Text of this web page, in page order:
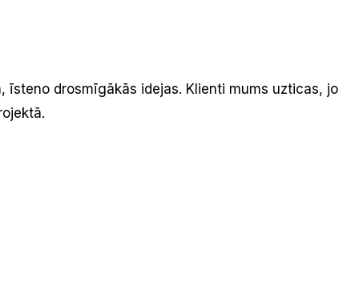
īsteno drosmīgākās idejas. Klienti mums uzticas, jo